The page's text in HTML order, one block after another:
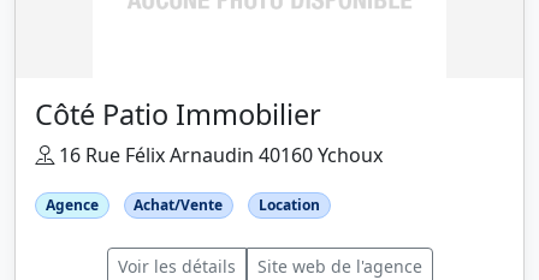
Côté Patio Immobilier
16 Rue Félix Arnaudin 40160 Ychoux
Agence Achat/Vente Location
Voir les détails Site web de l'agence